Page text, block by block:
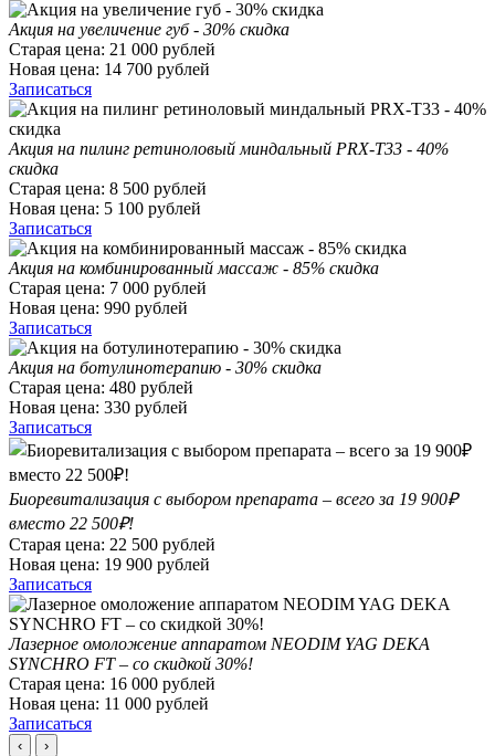
Акция на увеличение губ - 30% скидка
Старая цена: 21 000 рублей
Новая цена: 14 700 рублей
Записаться
Акция на пилинг ретиноловый миндальный PRX-T33 - 40%
скидка
Старая цена: 8 500 рублей
Новая цена: 5 100 рублей
Записаться
Акция на комбинированный массаж - 85% скидка
Старая цена: 7 000 рублей
Новая цена: 990 рублей
Записаться
Акция на ботулинотерапию - 30% скидка
Старая цена: 480 рублей
Новая цена: 330 рублей
Записаться
Биоревитализация с выбором препарата – всего за 19 900₽
вместо 22 500₽!
Старая цена: 22 500 рублей
Новая цена: 19 900 рублей
Записаться
Лазерное омоложение аппаратом NEODIM YAG DEKA
SYNCHRO FT – со скидкой 30%!
Старая цена: 16 000 рублей
Новая цена: 11 000 рублей
Записаться
‹ ›